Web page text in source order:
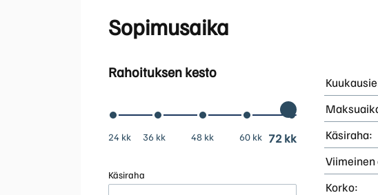
Sopimusaika
Rahoituksen kesto
24 kk 36 kk 48 kk 60 kk 72 kk
Käsiraha
Käsiraha:
Viimeinen
Korko: